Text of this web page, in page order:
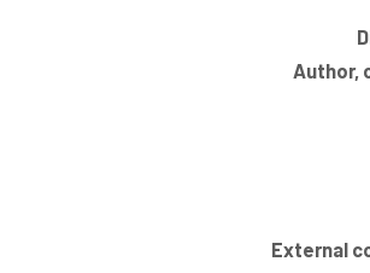
Author,
External